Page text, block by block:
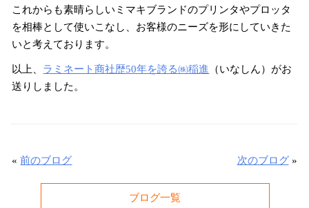
これからも素晴らしいミマキブランドのプリンタやプロッタ
を相棒として使いこなし、お客様のニーズを形にしていきた
いと考えております。
以上、 ラミネート商社歴50年を誇る㈱稲進 （いなしん）がお
送りしました。
«前のブログ 次のブログ»
ブログ一覧